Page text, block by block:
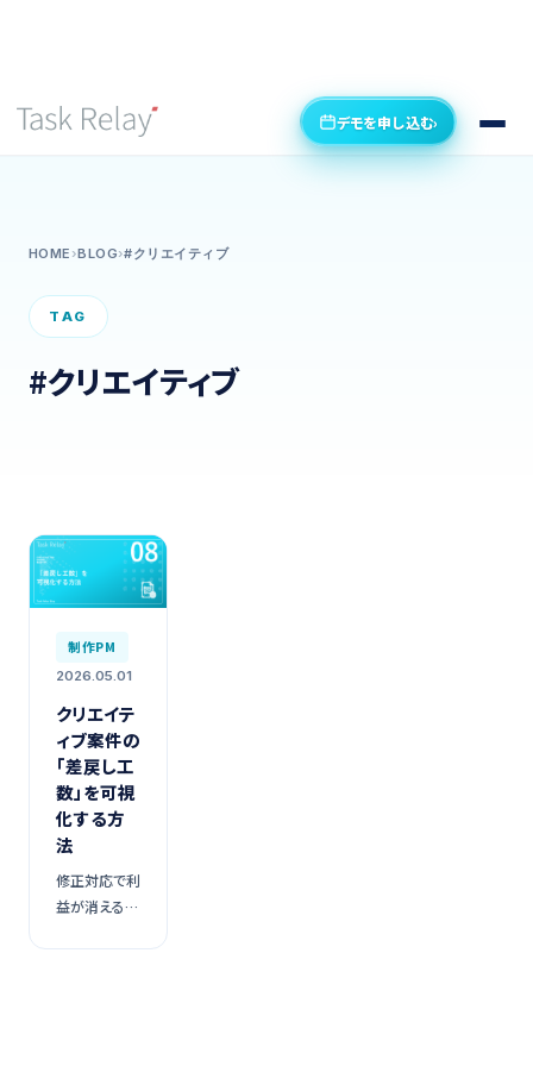
デモを申し込む›
HOME ›BLOG›#クリエイティブ
TAG
#クリエイティブ
制作PM
2026.05.01
クリエイテ
ィブ案件の
「差戻し工
数」を可視
化する方
法
修正対応で利
益が消える制